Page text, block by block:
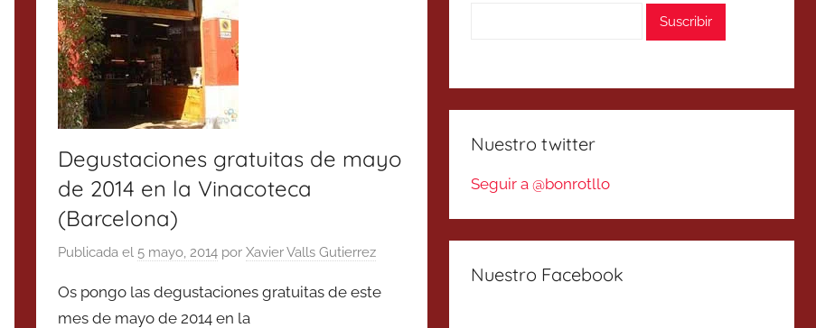
Degustaciones gratuitas de mayo
de 2014 en la Vinacoteca
(Barcelona)
Publicada el 5 mayo, 2014 porXavier Valls Gutierrez
Os pongo las degustaciones gratuitas de este
mes de mayo de 2014 en la
Nuestro twitter
Seguir a @bonrotllo
Nuestro Facebook